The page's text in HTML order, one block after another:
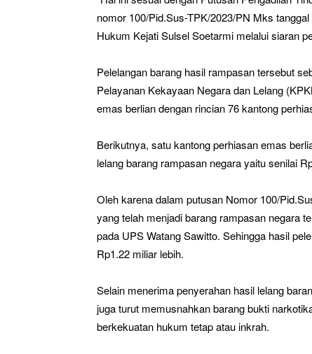
nomor 100/Pid.Sus-TPK/2023/PN Mks
Hukum Kejati Sulsel Soetarmi melalui siaran
Pelelangan barang hasil rampasan tersebut
Pelayanan Kekayaan Negara dan Lelang
emas berlian dengan rincian 76 kantong
Berikutnya, satu kantong perhiasan emas
lelang barang rampasan negara yaitu senilai
Oleh karena dalam putusan Nomor 100/
yang telah menjadi barang rampasan negara
pada UPS Watang Sawitto. Sehingga hasil
Rp1.22 miliar lebih.
Selain menerima penyerahan hasil lelang
juga turut memusnahkan barang bukti
berkekuatan hukum tetap atau inkrah.